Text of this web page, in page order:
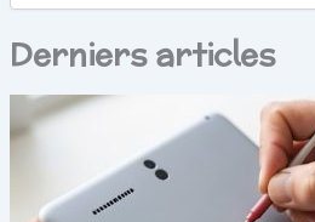
Derniers articles